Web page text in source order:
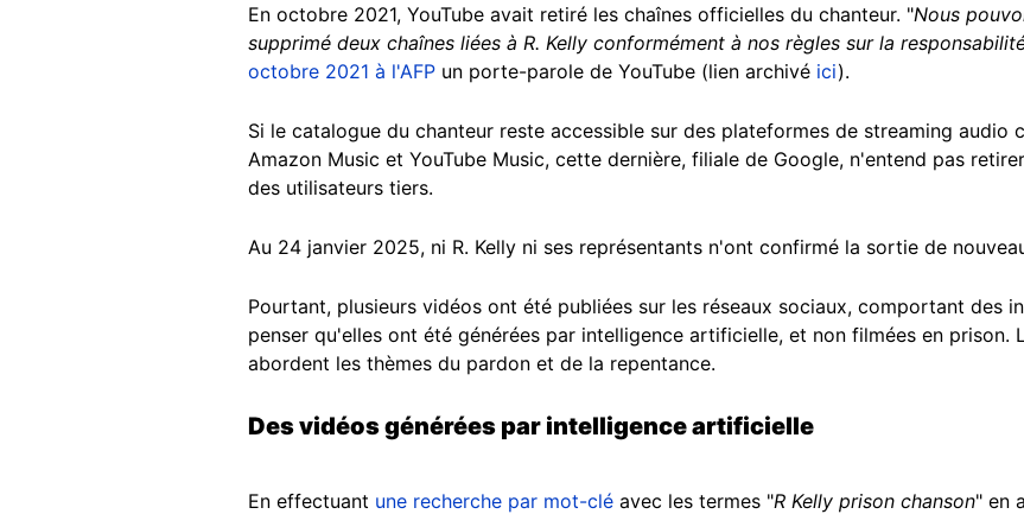
En octobre 2021, YouTube avait retiré les chaînes officielles du chanteur. "Nous
supprimé deux chaînes liées à R. Kelly conformément à nos règles sur la
octobre 2021 à l'AFP un porte-parole de YouTube (lien archivé ici).
Si le catalogue du chanteur reste accessible sur des plateformes de streaming audio
Amazon Music et YouTube Music, cette dernière, filiale de Google, n'entend pas
des utilisateurs tiers.
Au 24 janvier 2025, ni R. Kelly ni ses représentants n'ont confirmé la sortie de
Pourtant, plusieurs vidéos ont été publiées sur les réseaux sociaux, comportant des
penser qu'elles ont été générées par intelligence artificielle, et non filmées en
abordent les thèmes du pardon et de la repentance.
Des vidéos générées par intelligence artificielle
En effectuant une recherche par mot-clé avec les termes "R Kelly prison chanson" en